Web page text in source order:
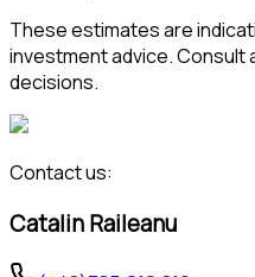
These estimates are
investment advice. Consult
decisions.
Contact us:
Catalin Raileanu